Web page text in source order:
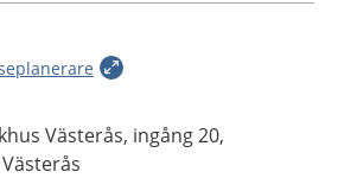
Västerås, ingång 20,